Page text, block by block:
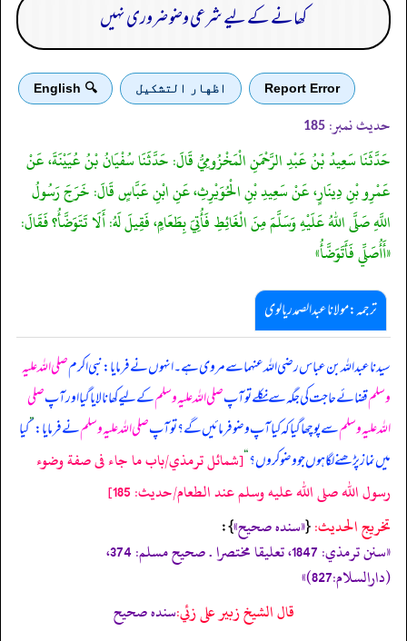
کھانے کے لیے شرعی وضو ضروری نہیں
Report Error اظهار التشكيل 🔍 English
حدیث نمبر: 185
حَدَّثَنَا سَعِيدُ بْنُ عَبْدِ الرَّحْمَنِ الْمَخْزُومِيُّ قَالَ: حَدَّثَنَا سُفْيَانُ بْنُ عُيَيْنَةَ، عَنْ
عَمْرِو بْنِ دِينَارٍ، عَنْ سَعِيدِ بْنِ الْحُوَيْرِثِ، عَنِ ابْنِ عَبَّاسٍ قَالَ: خَرَجَ رَسُولُ
اللَّهِ صَلَّى اللهُ عَلَيْهِ وَسَلَّمَ مِنَ الْغَائِطِ فَأُتِيَ بِطَعَامٍ، فَقِيلَ لَهُ: أَلَا تَتَوَضَّأُ؟ فَقَالَ:
«أَأُصَلِّي فَأَتَوَضَّأُ»
ترجمہ:مولانا عبدالصمد ریالوی
سیدنا عبداللہ بن عباس رضی اللہ عنہما سے مروی ہے۔ انہوں نے فرمایا: نبی اکرمصلی اللہ علیہ
وسلمقضائے حاجت کی جگہ سے نکلے تو آپصلی اللہ علیہ وسلمکے لیے کھانا لایا گیا اور آپصلی
اللہ علیہ وسلمسے پوچھا گیا کہ کیا آپ وضو فرمائیں گے؟ تو آپصلی اللہ علیہ وسلمنے فرمایا:”کیا
میں نماز پڑھنے لگا ہوں جو وضو کروں؟“[شمائل ترمذي/باب ما جاء فى صفة وضوء
رسول الله صلى الله عليه وسلم عند الطعام/حدیث: 185]
تخریج الحدیث:{«سنده صحيح»}:
«سنن ترمذي: 1847، تعليقا مختصرا . صحيح مسلم: 374،
(دارالسلام:827)»
قال الشيخ زبير على زئي:سنده صحيح